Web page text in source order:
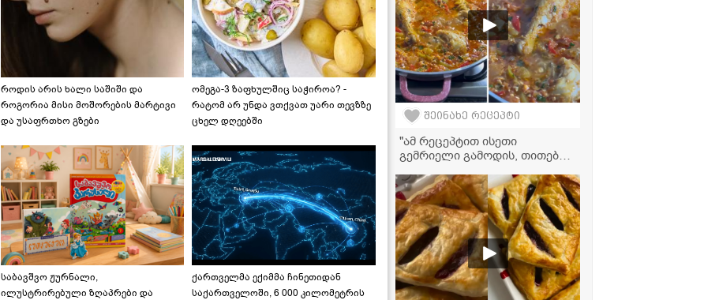
როდის არის ხალი საშიში და
როგორია მისი მოშორების მარტივი
და უსაფრთხო გზები
ომეგა-3 ზაფხულშიც საჭიროა? -
რატომ არ უნდა ვთქვათ უარი თევზზე
ცხელ დღეებში
საბავშვო ჟურნალი,
ილუსტრირებული ზღაპრები და
ქართველმა ექიმმა ჩინეთიდან
საქართველოში, 6 000 კილომეტრის
შეინახე რეცეპტი
"ამ რეცეპტით ისეთი
გემრიელი გამოდის, თითებს
ჩახოხბილის ვიდეორეცეპტი